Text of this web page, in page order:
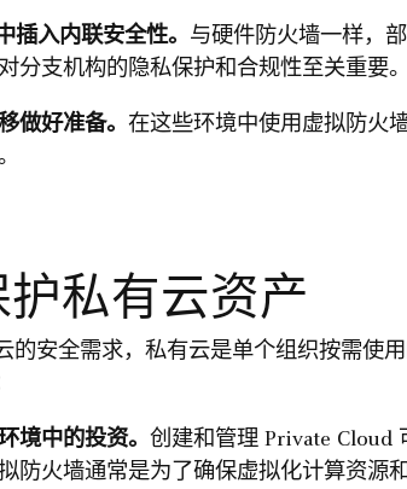
入内联安全性。
与硬件防火墙一样，
分支机构的隐私保护和合规性至关重要。
做好准备。
在这些环境中使用虚拟防火
私有云资产
的安全需求，私有云是单个组织按需使
境中的投资。
创建和管理 Private Cloud
防火墙通常是为了确保虚拟化计算资源